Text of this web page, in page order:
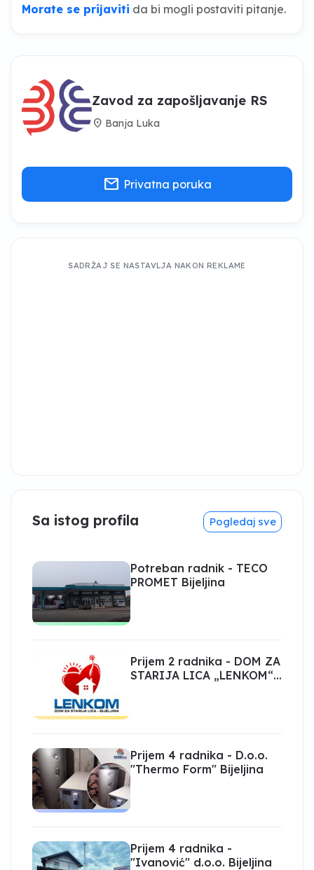
Morate se prijaviti da bi mogli postaviti pitanje.
Zavod za zapošljavanje RS
location_on Banja Luka
mail Privatna poruka
SADRŽAJ SE NASTAVLJA NAKON REKLAME
Sa istog profila Pogledaj sve
Potreban radnik - TECO
PROMET Bijeljina
Prijem 2 radnika - DOM ZA
STARIJA LICA „LENKOM“
Prijem 4 radnika - D.o.o.
"Thermo Form" Bijeljina
Prijem 4 radnika -
"Ivanović" d.o.o. Bijeljina